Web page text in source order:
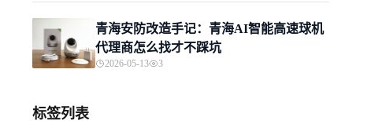
青海安防改造手记：青海AI智能高速球机
代理商怎么找才不踩坑
2026-05-13 3
标签列表